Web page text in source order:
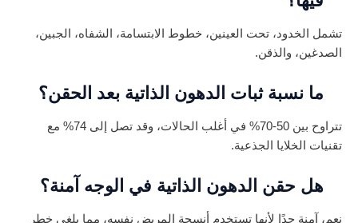
تشمل الخدود، تحت العينين، خطوط الابتسامة، الشفاه، الجبين،
الصدغين، والذقن.
ما نسبة ثبات الدهون الذاتية بعد الحقن؟
تتراوح بين 50-70% في أغلب الحالات، وقد تصل إلى 74% مع
تقنيات الخلايا الجذعية.
هل حقن الدهون الذاتية في الوجه آمنة؟
نعم، آمنة جدًا لأنها تستخدم أنسجة المريض نفسه، مما يلغي خطر